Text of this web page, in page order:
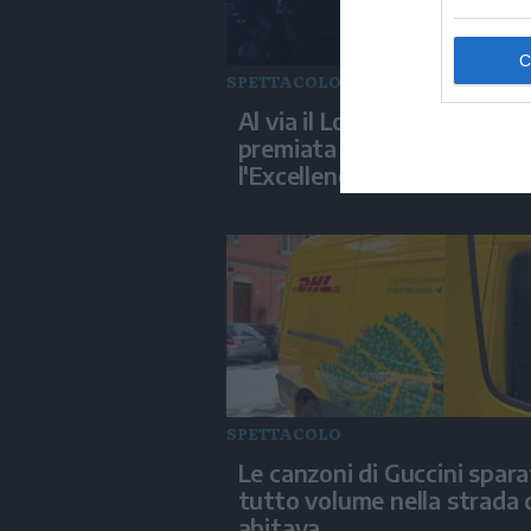
SPETTACOLO
Al via il Locarno Film
premiata Isabella Rossellini
l'Excellence Award
SPETTACOLO
Le canzoni di Guccini
tutto volume nella strada